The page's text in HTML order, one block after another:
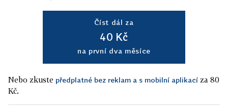
Číst dál za
40 Kč
na první dva měsíce
Nebo zkuste předplatné bez reklam a s mobilní aplikací za 80
Kč.